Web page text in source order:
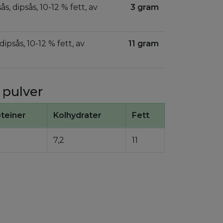
dipsås, 10-12 % fett, av
3 gram
10-12 % fett, av
11 gram
pulver
Kolhydrater Fett
7,2 11